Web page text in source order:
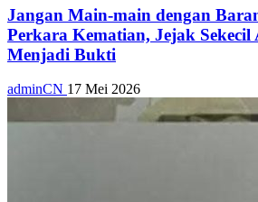
Jangan Main-main dengan
Perkara Kematian, Jejak Sekecil
Menjadi Bukti
adminCN 17 Mei 2026